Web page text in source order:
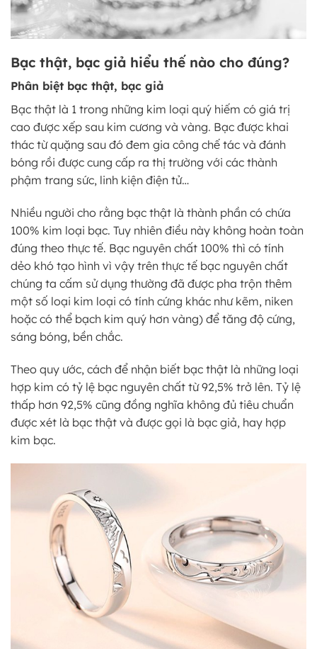
Bạc thật, bạc giả hiểu thế nào cho đúng?
Phân biệt bạc thật, bạc giả
Bạc thật là 1 trong những kim loại quý hiếm có giá trị
cao được xếp sau kim cương và vàng. Bạc được khai
thác từ quặng sau đó đem gia công chế tác và đánh
bóng rồi được cung cấp ra thị trường với các thành
phậm trang sức, linh kiện điện tử…
Nhiều người cho rằng bạc thật là thành phần có chứa
100% kim loại bạc. Tuy nhiên điều này không hoàn toàn
đúng theo thực tế. Bạc nguyên chất 100% thì có tính
dẻo khó tạo hình vì vậy trên thực tế bạc nguyên chất
chúng ta cấm sử dụng thường đã được pha trộn thêm
một số loại kim loại có tính cứng khác như kẽm, niken
hoặc có thể bạch kim quý hơn vàng) để tăng độ cứng,
sáng bóng, bền chắc.
Theo quy ước, cách để nhận biết bạc thật là những loại
hợp kim có tỷ lệ bạc nguyên chất từ 92,5% trở lên. Tỷ lệ
thấp hơn 92,5% cũng đồng nghĩa không đủ tiêu chuẩn
được xét là bạc thật và được gọi là bạc giả, hay hợp
kim bạc.